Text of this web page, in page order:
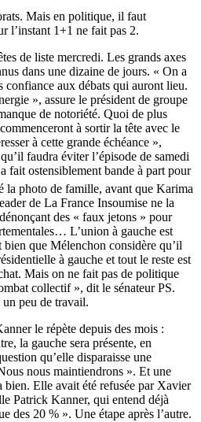
Mais en politique, il faut
l’instant 1+1 ne fait pas 2.
de liste mercredi. Les grands axes
dans une dizaine de jours. « On a
confiance aux débats qui auront lieu.
», assure le président de groupe
de notoriété. Quoi de plus
à sortir la tête avec le
à cette grande échéance »,
faudra éviter l’épisode de samedi
fait ostensiblement bande à part pour
la photo de famille, avant que Karima
de La France Insoumise ne la
des « faux jetons » pour
L’union à gauche est
que Mélenchon considère qu’il
à gauche et tout le reste est
Mais on ne fait pas de politique
collectif », dit le sénateur PS.
peu de travail.
le répète depuis des mois :
la gauche sera présente, en
qu’elle disparaisse une
nous maintiendrons ». Et une
Elle avait été refusée par Xavier
Patrick Kanner, qui entend déjà
des 20 % ». Une étape après l’autre.